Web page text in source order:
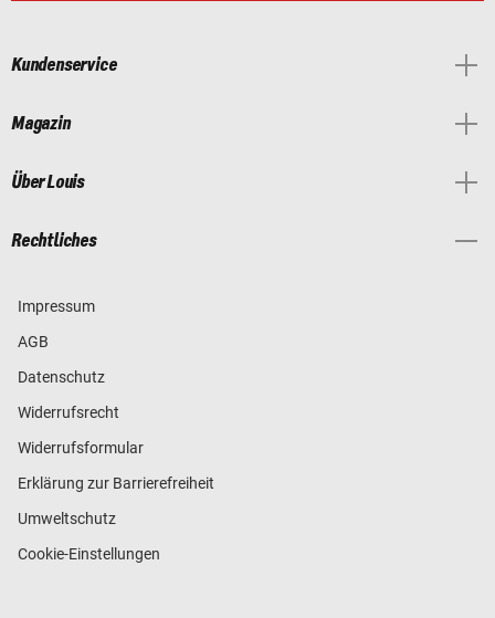
Kundenservice
Magazin
Über Louis
Rechtliches
Impressum
AGB
Datenschutz
Widerrufsrecht
Widerrufsformular
Erklärung zur Barrierefreiheit
Umweltschutz
Cookie-Einstellungen